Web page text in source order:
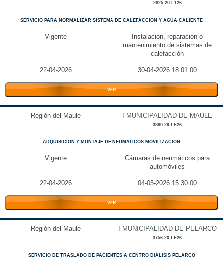
2825-20-L126
SERVICIO PARA NORMALIZAR SISTEMA DE CALEFACCION Y AGUA CALIENTE
Vigente
Instalación, reparación o
mantenimiento de sistemas de
calefacción
22-04-2026 30-04-2026 18:01:00
VER
Región del Maule I MUNICIPALIDAD DE MAULE
3880-29-LE26
ADQUISICION Y MONTAJE DE NEUMATICOS MOVILIZACION
Vigente
Cámaras de neumáticos para
automóviles
22-04-2026 04-05-2026 15:30:00
VER
Región del Maule I MUNICIPALIDAD DE PELARCO
3756-20-LE26
SERVICIO DE TRASLADO DE PACIENTES A CENTRO DIÁLISIS PELARCO